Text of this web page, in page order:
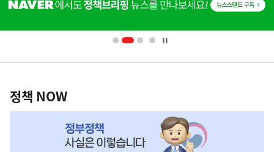
단
영
책
NOW,
정책 NOW